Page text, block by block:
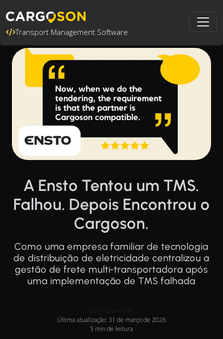
Transport Management Software
A Ensto Tentou um TMS.
Falhou. Depois Encontrou o
Cargoson.
Como uma empresa familiar de tecnologia
de distribuição de eletricidade centralizou a
gestão de frete multi-transportadora após
uma implementação de TMS falhada
Janis Konovalciks
Última atualização: 31 de março de 2026
5 min de leitura